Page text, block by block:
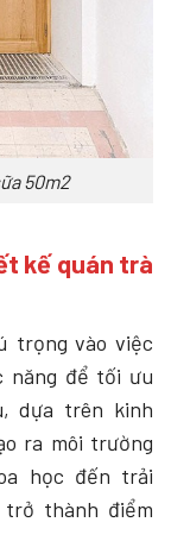
50m2
kế quán trà
trọng vào việc
năng để tối ưu
dựa trên kinh
ra môi trường
học đến trải
trở thành điểm